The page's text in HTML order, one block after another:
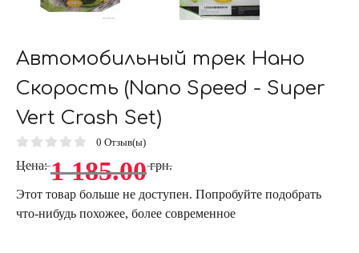
Автомобильный трек Нано
Скорость (Nano Speed - Super
Vert Crash Set)
0 Отзыв(ы)
Цена: 1 185.00 грн.
Этот товар больше не доступен. Попробуйте подобрать
что-нибудь похожее, более современное